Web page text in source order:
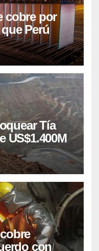
cobre por
Perú
Tía
US$1.400M
con